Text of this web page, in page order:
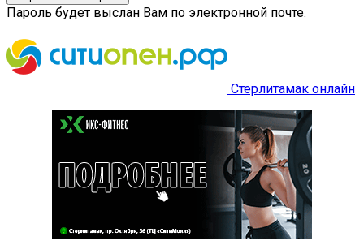
Пароль будет выслан Вам по электронной почте.
Стерлитамак онлайн